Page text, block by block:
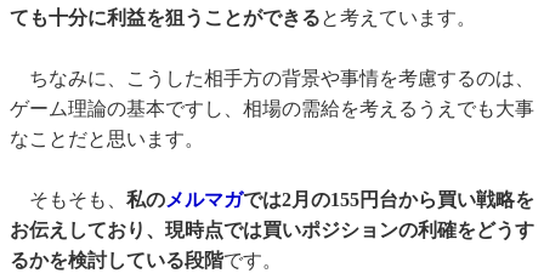
ても十分に利益を狙うことができると考えています。
ちなみに、こうした相手方の背景や事情を考慮するのは、
ゲーム理論の基本ですし、相場の需給を考えるうえでも大事
なことだと思います。
そもそも、 私のメルマガでは2月の155円台から買い戦略を
お伝えしており、現時点では買いポジションの利確をどうす
るかを検討している段階です。